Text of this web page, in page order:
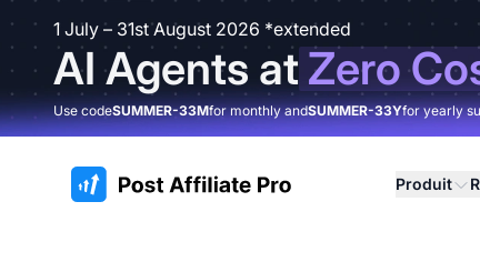
1 July – 31st August 2026 *extended
AI Agents atZero
Use codeSUMMER-33Mfor monthly andSUMMER-33Yfor yearly
:site.title Produit